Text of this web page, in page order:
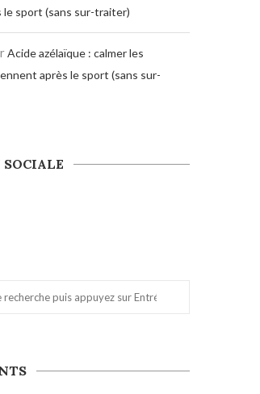
sport (sans sur-traiter)
Acide azélaïque : calmer les
après le sport (sans sur-